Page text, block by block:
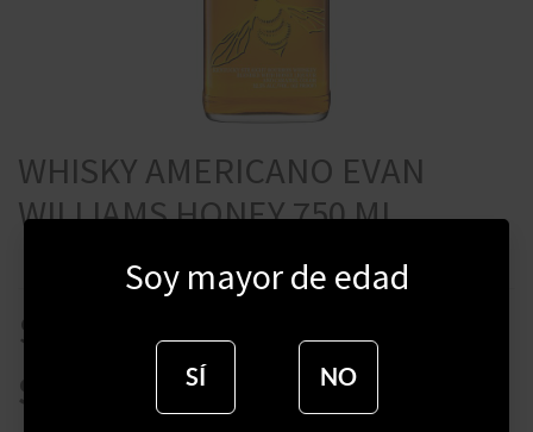
WHISKY AMERICANO EVAN
WILLIAMS HONEY 750 ML
$
$
Soy mayor de edad
SÍ NO